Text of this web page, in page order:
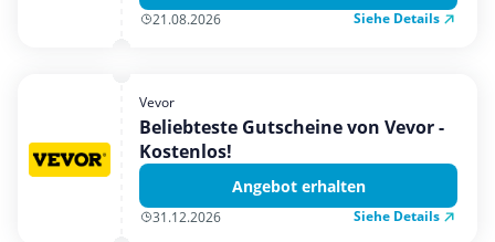
21.08.2026 Siehe Details
Vevor
Beliebteste Gutscheine von Vevor -
Kostenlos!
Angebot erhalten
31.12.2026 Siehe Details